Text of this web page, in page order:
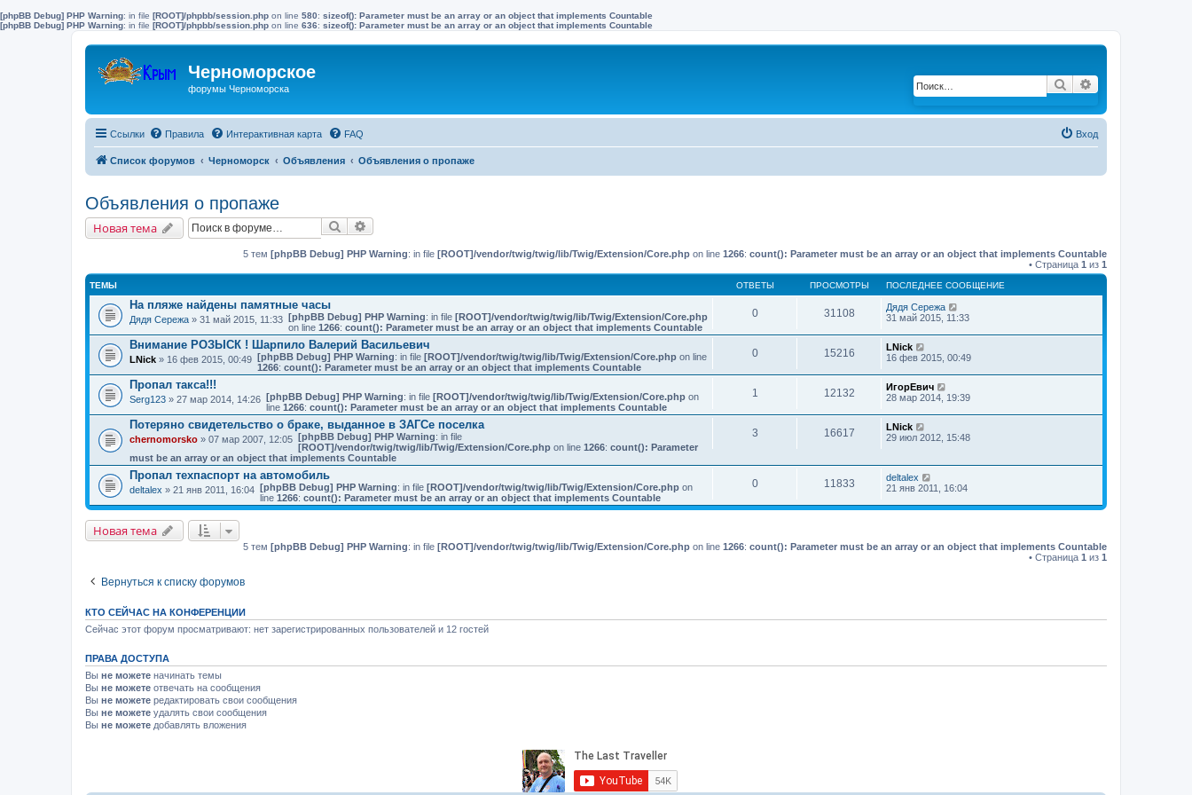
[phpBB Debug] PHP Warning: in file [ROOT]/phpbb/session.php on line 580: sizeof(): Parameter must be an array or an object that implements Countable
[phpBB Debug] PHP Warning: in file [ROOT]/phpbb/session.php on line 636: sizeof(): Parameter must be an array or an object that implements Countable
Черноморское
форумы Черноморска Поиск
Ссылки Правила Интерактивная карта FAQ Вход
Список форумов Черноморск Объявления Объявления о пропаже
Объявления о пропаже
Новая тема Поиск
5 тем [phpBB Debug] PHP Warning: in file [ROOT]/vendor/twig/twig/lib/Twig/Extension/Core.php on line 1266: count(): Parameter must be an array or an object that implements Countable
• Страница 1 из 1
ТЕМЫ ОТВЕТЫ ПРОСМОТРЫ ПОСЛЕДНЕЕ СООБЩЕНИЕ
На пляже найдены памятные часы
Дядя Сережа » 31 май 2015, 11:33 [phpBB Debug] PHP Warning: in file [ROOT]/vendor/twig/twig/lib/Twig/Extension/Core.php
on line 1266: count(): Parameter must be an array or an object that implements Countable
0 31108
Дядя Сережа
31 май 2015, 11:33
Внимание РОЗЫСК ! Шарпило Валерий Васильевич
LNick » 16 фев 2015, 00:49 [phpBB Debug] PHP Warning: in file [ROOT]/vendor/twig/twig/lib/Twig/Extension/Core.phpon line
1266: count(): Parameter must be an array or an object that implements Countable
0 15216
LNick
16 фев 2015, 00:49
Пропал такса!!!
Serg123 » 27 мар 2014, 14:26 [phpBB Debug] PHP Warning: in file [ROOT]/vendor/twig/twig/lib/Twig/Extension/Core.phpon
line 1266: count(): Parameter must be an array or an object that implements Countable
1 12132
ИгорЕвич
28 мар 2014, 19:39
Потеряно свидетельство о браке, выданное в ЗАГСе поселка
chernomorsko » 07 мар 2007, 12:05 [phpBB Debug] PHP Warning: in file
[ROOT]/vendor/twig/twig/lib/Twig/Extension/Core.phpon line 1266: count(): Parameter
must be an array or an object that implements Countable
3 16617
LNick
29 июл 2012, 15:48
Пропал техпаспорт на автомобиль
deltalex » 21 янв 2011, 16:04 [phpBB Debug] PHP Warning: in file [ROOT]/vendor/twig/twig/lib/Twig/Extension/Core.phpon
line 1266: count(): Parameter must be an array or an object that implements Countable
0 11833
deltalex
21 янв 2011, 16:04
Новая тема
5 тем [phpBB Debug] PHP Warning: in file [ROOT]/vendor/twig/twig/lib/Twig/Extension/Core.php on line 1266: count(): Parameter must be an array or an object that implements Countable
• Страница 1 из 1
Вернуться к списку форумов
КТО СЕЙЧАС НА КОНФЕРЕНЦИИ
Сейчас этот форум просматривают: нет зарегистрированных пользователей и 12 гостей
ПРАВА ДОСТУПА
Вы не можете начинать темы
Вы не можете отвечать на сообщения
Вы не можете редактировать свои сообщения
Вы не можете удалять свои сообщения
Вы не можете добавлять вложения